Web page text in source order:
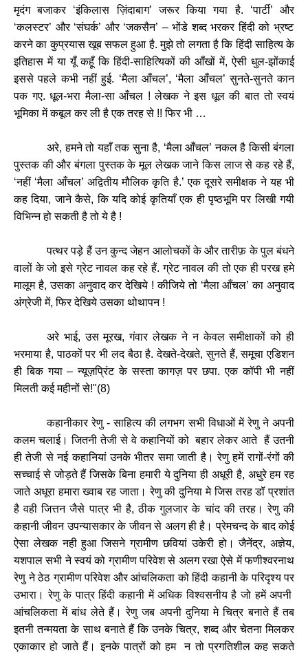
मृदंग
बजाकर‘इंकिलास ज़िंदाबाग’जरूर किया गया है. ‘पार्टी’और
‘कलस्टर’ और‘संघर्क’ और‘जकसैन’ – भोंडे शब्द भरकर हिंदी को भ्रष्ट
करने का कुप्रयास खूब सफल हुआ है.मुझे तो लगता है कि हिंदी साहित्य के
इतिहास में या यूँ कहूँ कि हिंदी-साहित्यिकों की आँखों में,ऐसी धुल-झोंकाई
इससे पहले कभी नहीं हुई. ‘मैला आँचल’, ‘मैला आँचल’सुनते-सुनते कान
पक गए.धूल-भरा मैला-सा आँचल !लेखक ने इस धूल की बात तो स्वयं
भूमिका में कबूल कर ली है एक तरह से !!फिर भी …
अरे,हमने तो यहाँ तक सुना है, ‘मैला आँचल’नकल है किसी बंगला
पुस्तक की और बंगला पुस्तक के मूल लेखक जाने किस लाज से कह रहे हैं,
‘नहीं ‘मैला आँचल’ अद्वितीय मौलिक कृति है.’एक दूसरे समीक्षक ने यह भी
कह दिया,जाने कैसे,कि यदि कोई कृतियाँ एक ही पृष्ठभूमि पर लिखी गयी
विभिन्न हो सकती है तो ये है !
पत्थर पड़े हैं उन कुन्द जेहन आलोचकों के और तारीफ़ के पुल बंधने
वालों के जो इसे ग्रेट नावल कह रहे हैं.ग्रेट नावल की तो एक ही परख हमे
मालूम है,उसका अनुवाद कर देखिये !कीजिये तो‘मैला आँचल’का अनुवाद
अंग्रेजी में,फिर देखिये उसका थोथापन!
अरे भाई,उस मूरख,गंवार लेखक ने न केवल समीक्षाकों को ही
भरमाया है,पाठकों पर भी लद बैठा है.देखते-देखते,सुनते हैं,समूचा एडिशन
ही बिक गया–न्यूज़प्रिंट के सस्ता कागज़ पर छपा.एक कॉपी भी नहीं
मिलती कई महीनों से!"(8)
कहानीकार रेणु- साहित्य की लगभग सभी विधाओं में रेणु ने अपनी
कलम चलाई। जितनी तेजी से वे कहानियों को बहार लेकर आते हैं उतनी
ही तेजी से नई कहानियां उनके भीतर समा जाती है। रेणु हमें रागों-रंगों की
सच्चाई से जोड़ते हैं जिसके बिना हमारी ये दुनिया ही अधूरी है, अधुरे हम रह
जाते अधूरा हमारा ख्वाब रह जाता। रेणु की दुनिया मे जिस तरह डॉ प्रशांत
है वही जित्तन जैसे पात्र भी है,ठीक गुलजार के चांद की तरह। रेणु की
कहानी जीवन उपन्यासकार के जीवन से अलग ही है। प्रेमचन्द के बाद कोई
ऐसा लेखक नही हुआ जिसने ग्रामीण छवियां उकेरी हो। जैनेंद्र,अज्ञेय,
यशपाल सभी ने स्वयं को ग्रामीण परिवेश से अलग रखा ऐसे में फणीश्वरनाथ
रेणु ने ठेठ ग्रामीण परिवेश और आंचलिकता को हिंदी कहानी के परिदृश्य पर
उभारा। रेणु के पात्र हिंदी कहानी में अधिक विश्वसनीय है जो हमें अपनी
आंचलिकता में बांध लेते हैं। रेणु जब अपनी दुनिया मे चित्र बनाते हैं तब
इतनी तन्मयता के साथ बनाते हैं कि उनके चित्र,शब्द और चेतना मिलकर
एकाकार हो जाते हैं। इनके पात्रों को हम न तो प्रगतिशील कह सकते